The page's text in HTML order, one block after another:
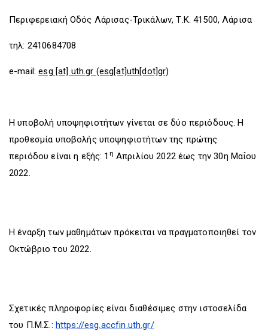
Περιφερειακή Οδός Λάρισας-Τρικάλων, Τ.Κ. 41500, Λάρισα
τηλ: 2410684708
e-mail:esg [at] uth.gr (esg[at]uth[dot]gr)
H υποβολή υποψηφιοτήτων γίνεται σε δύο περιόδους. Η
προθεσμία υποβολής υποψηφιοτήτων της πρώτης
περιόδου είναι η εξής: 1 η Απριλίου 2022 έως την 30η Μαΐου
2022.
H έναρξη των μαθημάτων πρόκειται να πραγματοποιηθεί τον
Οκτώβριο του 2022.
Σχετικές πληροφορίες είναι διαθέσιμες στην ιστοσελίδα
του Π.Μ.Σ.: https://esg.accfin.uth.gr/